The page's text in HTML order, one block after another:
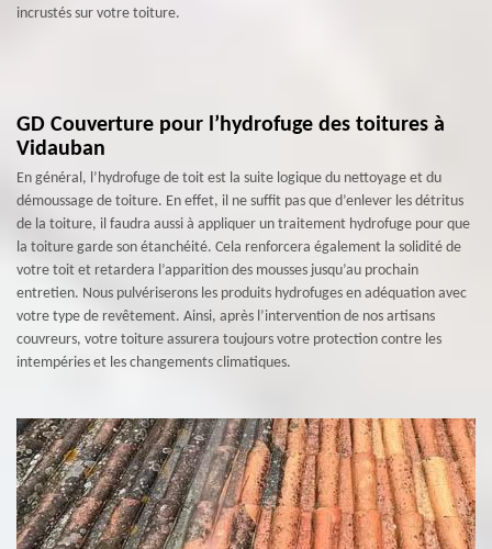
incrustés sur votre toiture.
GD Couverture pour l’hydrofuge des toitures à
Vidauban
En général, l’hydrofuge de toit est la suite logique du nettoyage et du
démoussage de toiture. En effet, il ne suffit pas que d’enlever les détritus
de la toiture, il faudra aussi à appliquer un traitement hydrofuge pour que
la toiture garde son étanchéité. Cela renforcera également la solidité de
votre toit et retardera l’apparition des mousses jusqu’au prochain
entretien. Nous pulvériserons les produits hydrofuges en adéquation avec
votre type de revêtement. Ainsi, après l’intervention de nos artisans
couvreurs, votre toiture assurera toujours votre protection contre les
intempéries et les changements climatiques.